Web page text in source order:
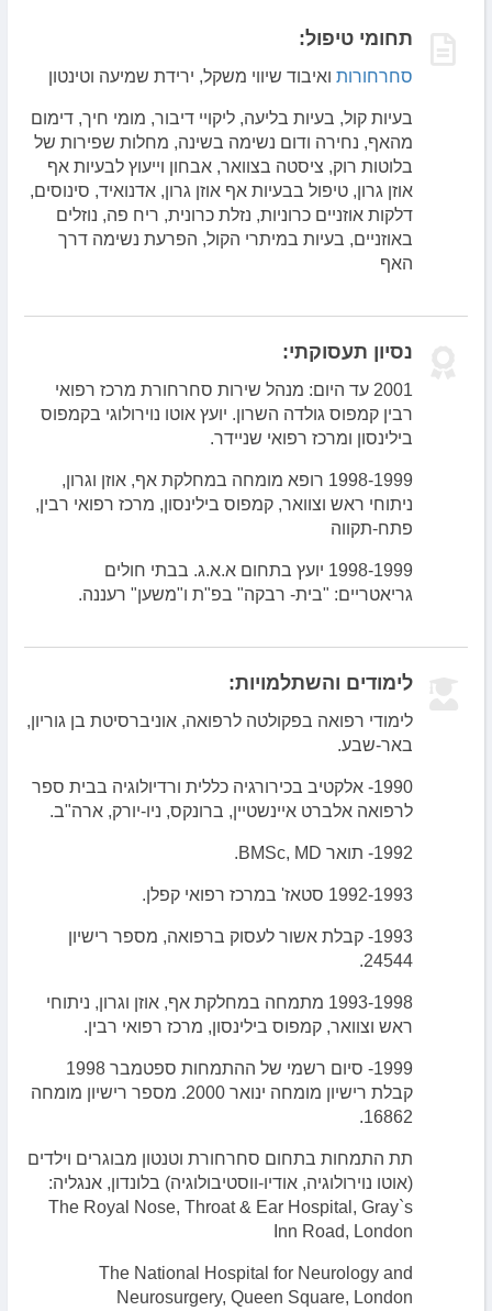
תחומי טיפול:
סחרחורות ואיבוד שיווי משקל, ירידת שמיעה וטינטון
בעיות קול, בעיות בליעה, ליקויי דיבור, מומי חיך, דימום
מהאף, נחירה ודום נשימה בשינה, מחלות שפירות של
בלוטות רוק, ציסטה בצוואר, אבחון וייעוץ לבעיות אף
אוזן גרון, טיפול בבעיות אף אוזן גרון, אדנואיד, סינוסים,
דלקות אוזניים כרוניות, נזלת כרונית, ריח פה, נוזלים
באוזניים, בעיות במיתרי הקול, הפרעת נשימה דרך
האף
נסיון תעסוקתי:
2001 עד היום: מנהל שירות סחרחורת מרכז רפואי
רבין קמפוס גולדה השרון. יועץ אוטו נוירולוגי בקמפוס
בילינסון ומרכז רפואי שניידר.
1998-1999 רופא מומחה במחלקת אף, אוזן וגרון,
ניתוחי ראש וצוואר, קמפוס בילינסון, מרכז רפואי רבין,
פתח-תקווה
1998-1999 יועץ בתחום א.א.ג. בבתי חולים
גריאטריים: "בית- רבקה" בפ"ת ו"משען" רעננה.
לימודים והשתלמויות:
לימודי רפואה בפקולטה לרפואה, אוניברסיטת בן גוריון,
באר-שבע.
1990- אלקטיב בכירורגיה כללית ורדיולוגיה בבית ספר
לרפואה אלברט איינשטיין, ברונקס, ניו-יורק, ארה"ב.
1992- תואר BMSc, MD.
1992-1993 סטאז' במרכז רפואי קפלן.
1993- קבלת אשור לעסוק ברפואה, מספר רישיון
24544.
1993-1998 מתמחה במחלקת אף, אוזן וגרון, ניתוחי
ראש וצוואר, קמפוס בילינסון, מרכז רפואי רבין.
1999- סיום רשמי של ההתמחות ספטמבר 1998
קבלת רישיון מומחה ינואר 2000. מספר רישיון מומחה
16862.
תת התמחות בתחום סחרחורת וטנטון מבוגרים וילדים
(אוטו נוירולוגיה, אודיו-ווסטיבולוגיה) בלונדון, אנגליה:
The Royal Nose, Throat & Ear Hospital, Gray`s
Inn Road, London
The National Hospital for Neurology and
Neurosurgery, Queen Square, London